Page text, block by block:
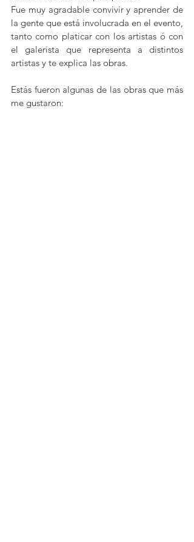
Fue muy agradable convivir y aprender de
la gente que está involucrada en el evento,
tanto como platicar con los artistas ó con
el galerista que representa a distintos
artistas y te explica las obras.
Estás fueron algunas de las obras que más
me gustaron: